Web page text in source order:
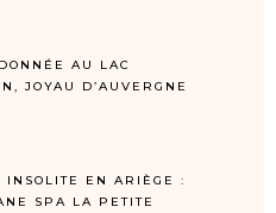
AU LAC
JOYAU D’AUVERGNE
INSOLITE EN ARIÈGE :
SPA LA PETITE